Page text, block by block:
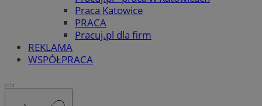
Praca Katowice
PRACA
Pracuj.pl dla firm
REKLAMA
WSPÓŁPRACA